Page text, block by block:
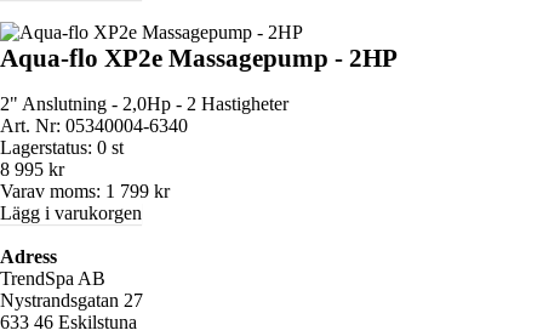
Aqua-flo XP2e Massagepump - 2HP
2" Anslutning - 2,0Hp - 2 Hastigheter
Art. Nr: 05340004-6340
Lagerstatus: 0 st
8 995 kr
Varav moms: 1 799 kr
Lägg i varukorgen
Adress
TrendSpa AB
Nystrandsgatan 27
633 46 Eskilstuna